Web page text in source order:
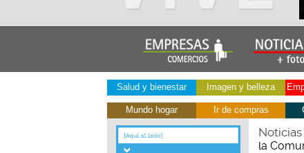
Salud y bienestar Imagen y belleza
Mundo hogar Ir de compras
Noticias
la